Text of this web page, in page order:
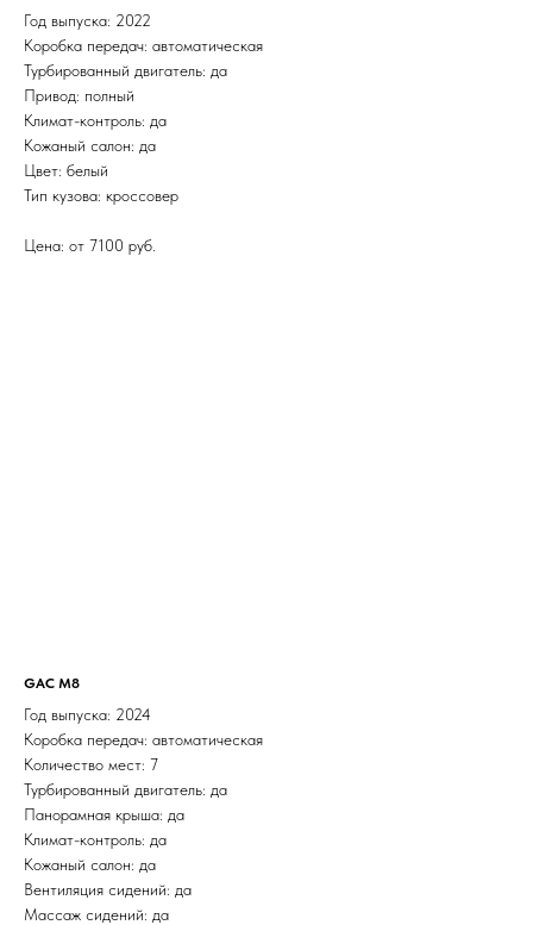
Год выпуска: 2022
Коробка передач: автоматическая
Турбированный двигатель: да
Привод: полный
Климат-контроль: да
Кожаный салон: да
Цвет: белый
Тип кузова: кроссовер
Цена: от 7100 руб.
GAC M8
Год выпуска: 2024
Коробка передач: автоматическая
Количество мест: 7
Турбированный двигатель: да
Панорамная крыша: да
Климат-контроль: да
Кожаный салон: да
Вентиляция сидений: да
Массаж сидений: да